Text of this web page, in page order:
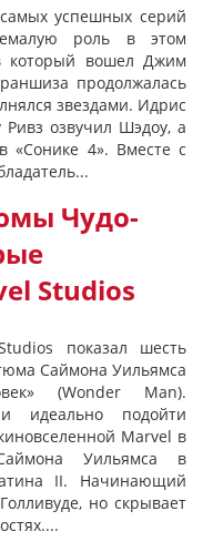
успешных серий
роль в этом
который вошел Джим
продолжалась
звездами. Идрис
озвучил Шэдоу, а
4». Вместе с
Чудо-
Studios
показал шесть
Саймона Уильямса
(Wonder Man).
идеально подойти
Marvel в
Уильямса в
II. Начинающий
но скрывает